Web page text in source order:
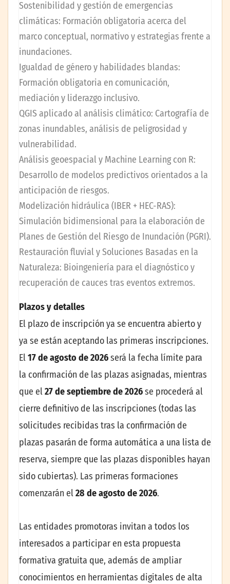
Sostenibilidad y gestión de emergencias
climáticas: Formación obligatoria acerca del
marco conceptual, normativo y estrategias frente a
inundaciones.
Igualdad de género y habilidades blandas:
Formación obligatoria en comunicación,
mediación y liderazgo inclusivo.
QGIS aplicado al análisis climático: Cartografía de
zonas inundables, análisis de peligrosidad y
vulnerabilidad.
Análisis geoespacial y Machine Learning con R:
Desarrollo de modelos predictivos orientados a la
anticipación de riesgos.
Modelización hidráulica (IBER + HEC-RAS):
Simulación bidimensional para la elaboración de
Planes de Gestión del Riesgo de Inundación (PGRI).
Restauración fluvial y Soluciones Basadas en la
Naturaleza: Bioingeniería para el diagnóstico y
recuperación de cauces tras eventos extremos.
Plazos y detalles
El plazo de inscripción ya se encuentra abierto y
ya se están aceptando las primeras inscripciones.
El17 de agosto de 2026será la fecha límite para
la confirmación de las plazas asignadas, mientras
que el27 de septiembre de 2026se procederá al
cierre definitivo de las inscripciones (todas las
solicitudes recibidas tras la confirmación de
plazas pasarán de forma automática a una lista de
reserva, siempre que las plazas disponibles hayan
sido cubiertas). Las primeras formaciones
comenzarán el28 de agosto de 2026.
Las entidades promotoras invitan a todos los
interesados a participar en esta propuesta
formativa gratuita que, además de ampliar
conocimientos en herramientas digitales de alta